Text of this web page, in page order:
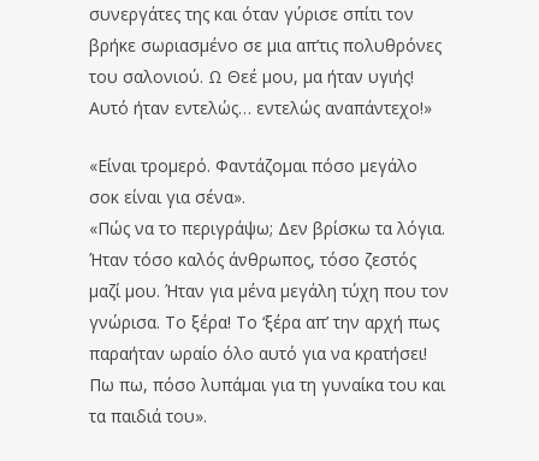
συνεργάτες της και όταν γύρισε σπίτι τον
βρήκε σωριασμένο σε μια απ’τις πολυθρόνες
του σαλονιού. Ω Θεέ μου, μα ήταν υγιής!
Αυτό ήταν εντελώς… εντελώς αναπάντεχο!»
«Είναι τρομερό. Φαντάζομαι πόσο μεγάλο
σοκ είναι για σένα».
«Πώς να το περιγράψω; Δεν βρίσκω τα λόγια.
Ήταν τόσο καλός άνθρωπος, τόσο ζεστός
μαζί μου. Ήταν για μένα μεγάλη τύχη που τον
γνώρισα. Το ξέρα! Το ‘ξέρα απ’ την αρχή πως
παραήταν ωραίο όλο αυτό για να κρατήσει!
Πω πω, πόσο λυπάμαι για τη γυναίκα του και
τα παιδιά του».